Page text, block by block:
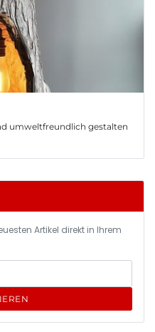
umweltfreundlich gestalten
Artikel direkt in Ihrem